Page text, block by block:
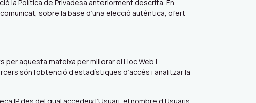
la Política de Privadesa anteriorment descrita. En
sobre la base d’una elecció autèntica, ofert
aquesta mateixa per millorar el Lloc Web i
són l’obtenció d’estadístiques d’accés i analitzar la